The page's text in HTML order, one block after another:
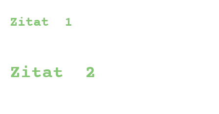
Zitat 1
Zitat 2